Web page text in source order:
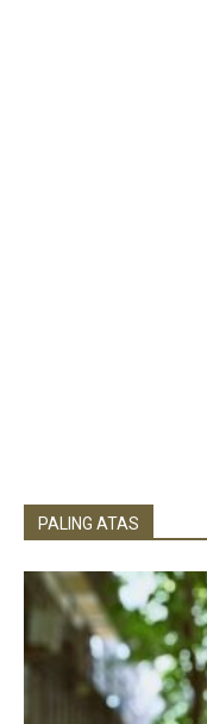
PALING ATAS